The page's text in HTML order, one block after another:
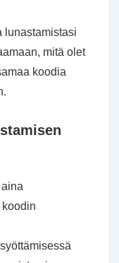
lunastamistasi
mitä olet
koodia